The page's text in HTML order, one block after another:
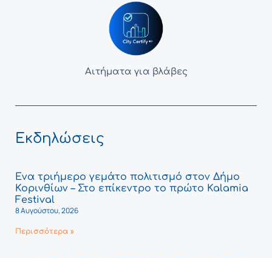
Αιτήματα για βλάβες
Εκδηλώσεις
Ένα τριήμερο γεμάτο πολιτισμό στον Δήμο
Κορινθίων – Στο επίκεντρο το πρώτο Kalamia
Festival
8 Αυγούστου, 2026
Περισσότερα »